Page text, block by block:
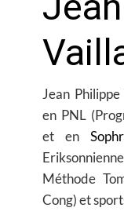
Jean
en PNL
et en
Méthode
Cong) et